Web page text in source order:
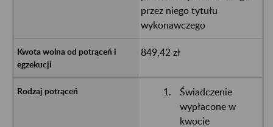
przez niego tytułu
wykonawczego
849,42 zł
Świadczenie
wypłacone w
kwocie